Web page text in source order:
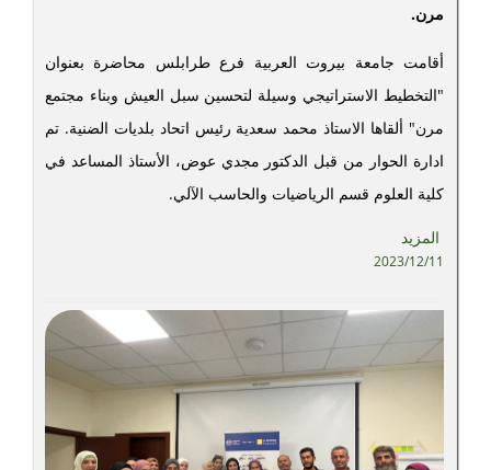
مرن.
أقامت جامعة بيروت العربية فرع طرابلس محاضرة بعنوان
"التخطيط الاستراتيجي وسيلة لتحسين سبل العيش وبناء مجتمع
مرن" ألقاها الاستاذ محمد سعدية رئيس اتحاد بلديات الضنية. تم
ادارة الحوار من قبل الدكتور مجدي عوض، الأستاذ المساعد في
كلية العلوم قسم الرياضيات والحاسب الآلي.
المزيد
2023/12/11